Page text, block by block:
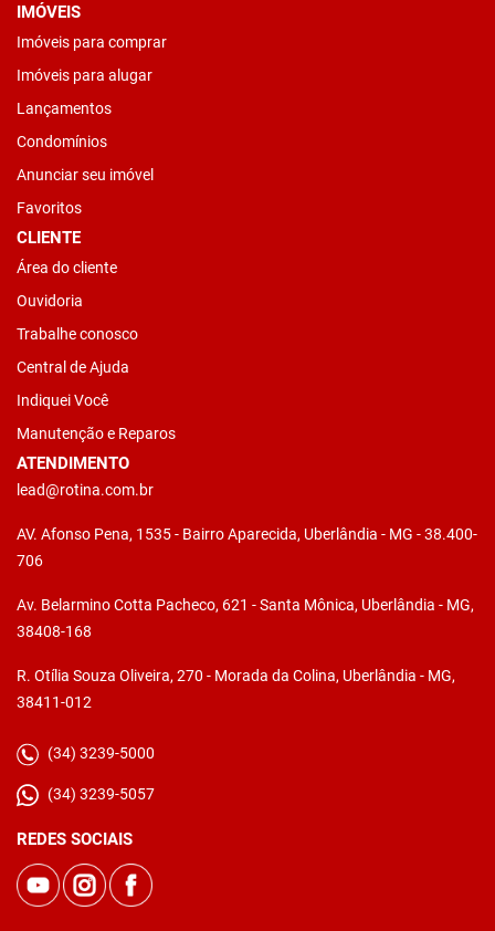
IMÓVEIS
Imóveis para comprar
Imóveis para alugar
Lançamentos
Condomínios
Anunciar seu imóvel
Favoritos
CLIENTE
Área do cliente
Ouvidoria
Trabalhe conosco
Central de Ajuda
Indiquei Você
Manutenção e Reparos
ATENDIMENTO
lead@rotina.com.br
AV. Afonso Pena, 1535 - Bairro Aparecida, Uberlândia - MG - 38.400-
706
Av. Belarmino Cotta Pacheco, 621 - Santa Mônica, Uberlândia - MG,
38408-168
R. Otília Souza Oliveira, 270 - Morada da Colina, Uberlândia - MG,
38411-012
(34) 3239-5000
(34) 3239-5057
REDES SOCIAIS